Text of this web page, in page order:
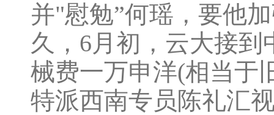
并"慰勉”何瑶，要他
久，6月初，云大接
械费一万申洋(相当于
特派西南专员陈礼汇